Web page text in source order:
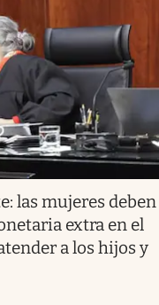
las mujeres deben
extra en el
a los hijos y